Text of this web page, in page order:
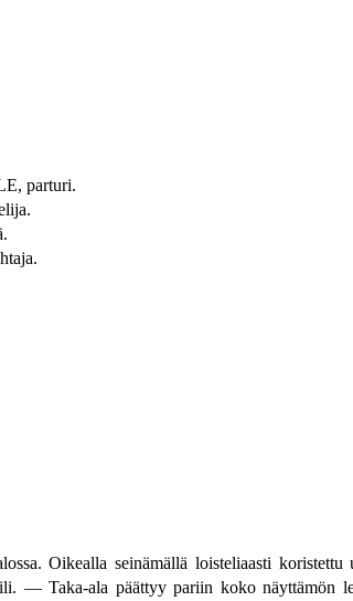
parturi.
Oikealla seinämällä loisteliaasti
— Taka-ala päättyy pariin koko näyttämön